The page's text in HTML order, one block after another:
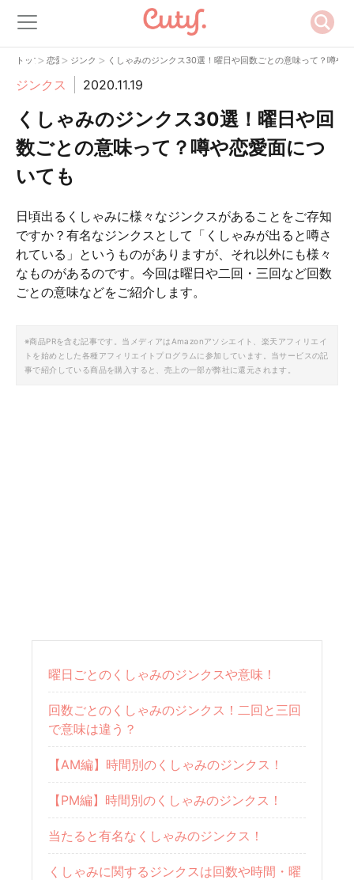
トップ> 恋愛> ジンクス
> くしゃみのジンクス30選！曜日や回数ごとの意味って？噂や
ジンクス 2020.11.19
くしゃみのジンクス30選！曜日や回
数ごとの意味って？噂や恋愛面につ
いても
日頃出るくしゃみに様々なジンクスがあることをご存知
ですか？有名なジンクスとして「くしゃみが出ると噂さ
れている」というものがありますが、それ以外にも様々
なものがあるのです。今回は曜日や二回・三回など回数
ごとの意味などをご紹介します。
※商品PRを含む記事です。当メディアはAmazonアソシエイト、楽天アフィリエイ
トを始めとした各種アフィリエイトプログラムに参加しています。当サービスの記
事で紹介している商品を購入すると、売上の一部が弊社に還元されます。
曜日ごとのくしゃみのジンクスや意味！
回数ごとのくしゃみのジンクス！二回と三回
で意味は違う？
【AM編】時間別のくしゃみのジンクス！
【PM編】時間別のくしゃみのジンクス！
当たると有名なくしゃみのジンクス！
くしゃみに関するジンクスは回数や時間・曜